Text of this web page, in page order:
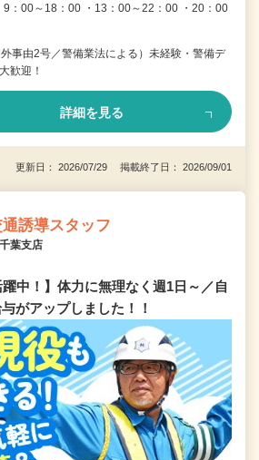
9：00～18：00 ・13：00～22：00 ・20：00
事由2号／警備業法による）未経験・警備デ
歓迎！
詳細を見る
更新日： 2026/07/29 掲載終了日： 2026/09/01
誘導スタッフ
葉支店
躍中！】体力に無理なく週1日～／自
がアップしました！！